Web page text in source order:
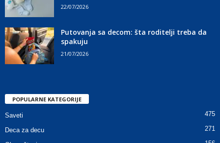
22/07/2026
Putovanja sa decom: šta roditelji treba da
spakuju
21/07/2026
POPULARNE KATEGORIJE
Saveti 475
Deca za decu 271